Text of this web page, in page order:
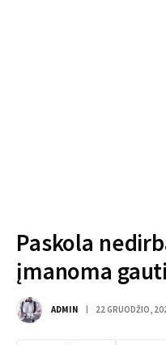
Paskola
įmanoma
ADMIN 22 GRUODŽIO,